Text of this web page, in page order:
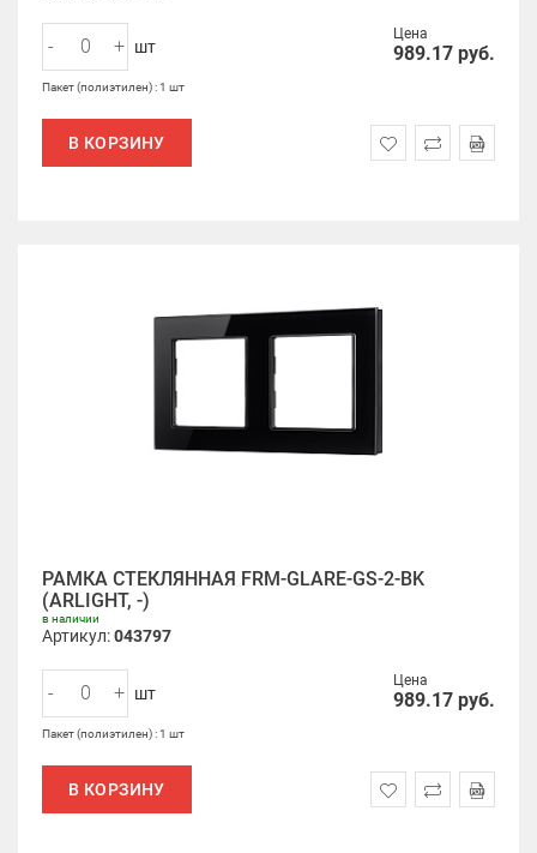
Цена
989.17 руб.
- + шт
Пакет (полиэтилен) : 1 шт
В КОРЗИНУ
РАМКА СТЕКЛЯННАЯ FRM-GLARE-GS-2-BK
(ARLIGHT, -)
в наличии
Артикул:043797
Цена
989.17 руб.
- + шт
Пакет (полиэтилен) : 1 шт
В КОРЗИНУ